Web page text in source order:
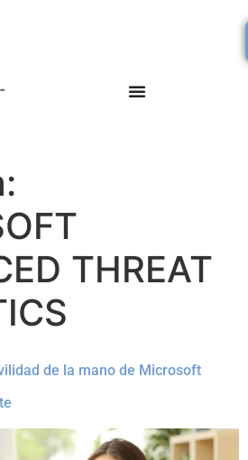
THREAT
de la mano de Microsoft